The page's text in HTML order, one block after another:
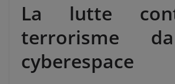
La lutte
terrorisme
cyberespace